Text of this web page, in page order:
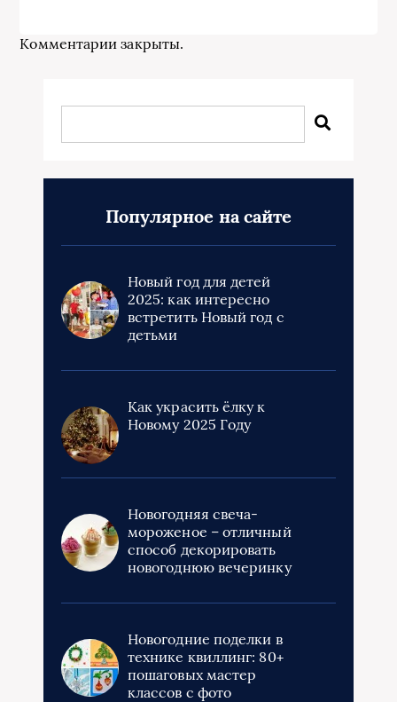
Комментарии закрыты.
Популярное на сайте
Новый год для детей
2025: как интересно
встретить Новый год с
детьми
Как украсить ёлку к
Новому 2025 Году
Новогодняя свеча-
мороженое – отличный
способ декорировать
новогоднюю вечеринку
Новогодние поделки в
технике квиллинг: 80+
пошаговых мастер
классов с фото